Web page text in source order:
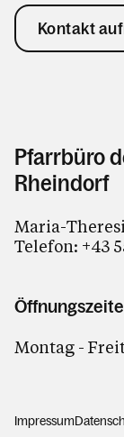
Kontakt
Pfarrbüro
Rheindorf
Maria-
Telefon: +43
Montag -
Impressum